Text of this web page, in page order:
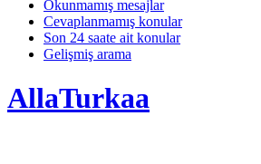
Okunmamış mesajlar
Cevaplanmamış konular
Son 24 saate ait konular
Gelişmiş arama
AllaTurkaa